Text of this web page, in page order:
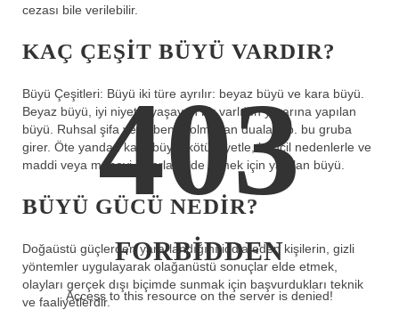
cezası bile verilebilir.
KAÇ ÇEŞIT BÜYÜ VARDIR?
Büyü Çeşitleri: Büyü iki türe ayrılır: beyaz büyü ve kara büyü.
Beyaz büyü, iyi niyetle yaşayan bir varlığın yararına yapılan
büyü. Ruhsal şifa veya bencil olmayan dualar vb. bu gruba
girer. Öte yandan kara büyü, kötü niyetle, bencil nedenlerle ve
maddi veya manevi çıkarlar elde etmek için yapılan büyü.
BÜYÜ GÜCÜ NEDIR?
Doğaüstü güçlerden yararlandığını iddia eden kişilerin, gizli
yöntemler uygulayarak olağanüstü sonuçlar elde etmek,
olayları gerçek dışı biçimde sunmak için başvurdukları teknik
ve faaliyetlerdir.
403
FORBIDDEN
Access to this resource on the server is denied!